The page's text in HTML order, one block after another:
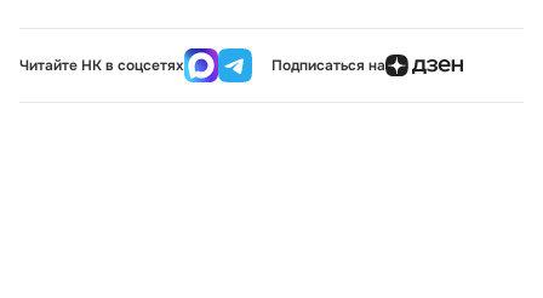
Читайте НК в соцсетях Подписаться на